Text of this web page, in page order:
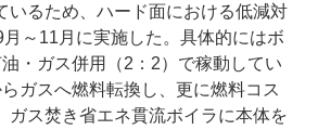
いるため、ハード面における低減対
～11月に実施した。具体的にはボ
・ガス併用（2：2）で稼動してい
ガスへ燃料転換し、更に燃料コス
ガス焚き省エネ貫流ボイラに本体を